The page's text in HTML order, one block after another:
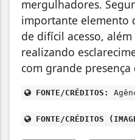
mergulhadores.
importante elemento
de difícil acesso,
realizando
com grande
FONTE/CRÉDITOS:
FONTE/CRÉDITOS